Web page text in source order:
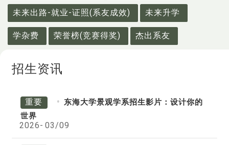
未来出路-就业-证照(系友成效) 未来升学
学杂费 荣誉榜(竞赛得奖) 杰出系友
招生资讯
重要
东海大学景观学系招生影片：设计你的
世界
2026- 03/09